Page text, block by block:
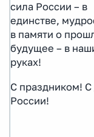
сила России – в
единстве,
в памяти о
будущее – в
руках!
С праздником!
России!